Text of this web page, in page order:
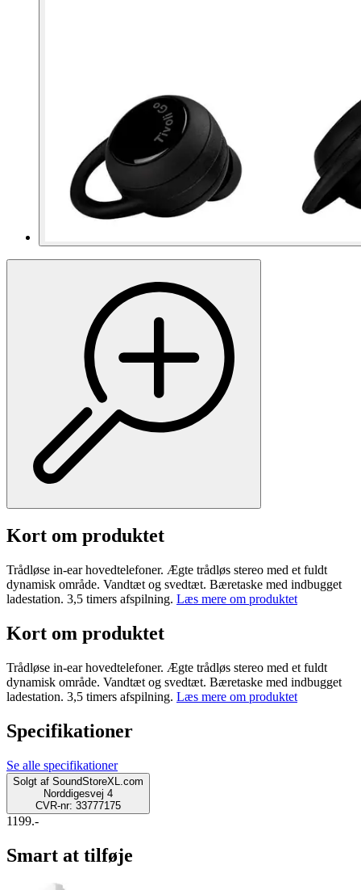
Kort om produktet
Trådløse in-ear hovedtelefoner. Ægte trådløs stereo med et fuldt
dynamisk område. Vandtæt og svedtæt. Bæretaske med indbugget
ladestation. 3,5 timers afspilning. Læs mere om produktet
Kort om produktet
Trådløse in-ear hovedtelefoner. Ægte trådløs stereo med et fuldt
dynamisk område. Vandtæt og svedtæt. Bæretaske med indbugget
ladestation. 3,5 timers afspilning. Læs mere om produktet
Specifikationer
Se alle specifikationer
Solgt af SoundStoreXL.com
Norddigesvej 4
CVR-nr: 33777175
1199.-
Smart at tilføje